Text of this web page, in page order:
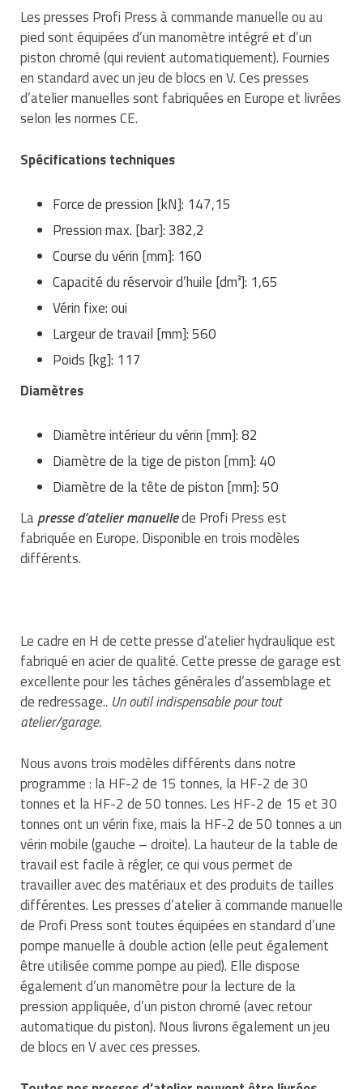
Ustensile cuisine professionnel
Vêtements personnalisés
Vitrines pour magasin
Traitement de l'air
Traitement des eaux
Trancheuse professionnelle
Transformateur électrique
Tubes et profilés
Tuyau flexible
Tuyau galvanisé
Tuyau renforcé
Ventilateurs et aération d'atelier
Tapis de bureau
Tapis et caillebotis
Traitement des surfaces
Vestiaires et casiers
Equipements de football
Equipements de karting
Equipements pour patinage
Equipements pour roller
Equipements pour skateboard
Equipements pour stade et terrain
sportif
Jeu gymnique
Matériel de fitness
Matériel de musculation
Pétrin professionnel
Piano de cuisson
Plats et plateaux
Portes commandes restaurant
Présentoir pour restaurant
Réchaud professionnel
Réfrigérateur professionnel
Restauration foraine
Robinetterie professionnelle
Rôtisserie professionnelle
Sautause professionnelle
Table de cuisson professionnelle
Ustensile de cuisine
Les presses Profi Press à commande manuelle ou au
pied sont équipées d’un manomètre intégré et d’un
piston chromé (qui revient automatiquement). Fournies
en standard avec un jeu de blocs en V. Ces presses
d’atelier manuelles sont fabriquées en Europe et livrées
selon les normes CE.
Spécifications techniques
Force de pression [kN]: 147,15
Pression max. [bar]: 382,2
Course du vérin [mm]: 160
Capacité du réservoir d’huile [dm³]: 1,65
Vérin fixe: oui
Largeur de travail [mm]: 560
Poids [kg]: 117
Diamètres
Diamètre intérieur du vérin [mm]: 82
Diamètre de la tige de piston [mm]: 40
Diamètre de la tête de piston [mm]: 50
Lapresse d’atelier manuellede Profi Press est
fabriquée en Europe. Disponible en trois modèles
différents.
Le cadre en H de cette presse d’atelier hydraulique est
fabriqué en acier de qualité. Cette presse de garage est
excellente pour les tâches générales d’assemblage et
de redressage.. Un outil indispensable pour tout
atelier/garage.
Nous avons trois modèles différents dans notre
programme : la HF-2 de 15 tonnes, la HF-2 de 30
tonnes et la HF-2 de 50 tonnes. Les HF-2 de 15 et 30
tonnes ont un vérin fixe, mais la HF-2 de 50 tonnes a un
vérin mobile (gauche – droite). La hauteur de la table de
travail est facile à régler, ce qui vous permet de
travailler avec des matériaux et des produits de tailles
différentes. Les presses d’atelier à commande manuelle
de Profi Press sont toutes équipées en standard d’une
pompe manuelle à double action (elle peut également
être utilisée comme pompe au pied). Elle dispose
également d’un manomètre pour la lecture de la
pression appliquée, d’un piston chromé (avec retour
automatique du piston). Nous livrons également un jeu
de blocs en V avec ces presses.